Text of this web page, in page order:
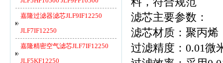
嘉隆过滤器滤芯JLF9IF12250
JLF7IF12250
嘉隆精密空气滤芯JLF7IF12250
JLF5KF12250
滤芯主要参数：
滤芯材质：聚丙烯
过滤精度：0.01微